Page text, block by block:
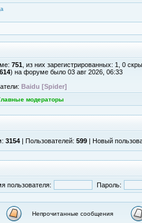
751 , из них зарегистрированных: 1, 0
) на форуме было 03 авг 2026, 06:33
Baidu [Spider]
модераторы
3154 | Пользователей: 599 | Новый
пользователя: Пароль:
Непрочитанные сообщения